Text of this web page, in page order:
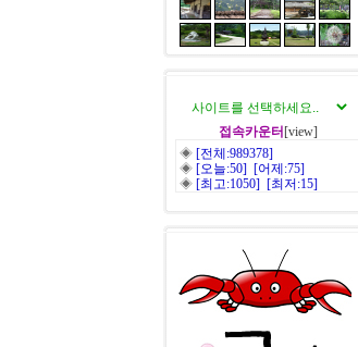
접속카운터 [view]
◈ [전체:989378]
◈ [오늘:50] [어제:75]
◈ [최고:1050] [최저:15]